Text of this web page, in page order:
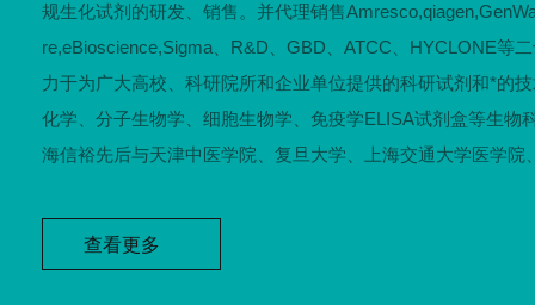
规生化试剂的研发、销售。并代理销售
re,eBioscience,Sigma、R&D、GBD、ATCC、HYCLONE等
力于为广大高校、科研院所和企业单位提供的科研试剂和*的
化学、分子生物学、细胞生物学、免疫学ELISA试剂盒等生物
海信裕先后与天津中医学院、复旦大学、上海交通大学医学院
查看更多